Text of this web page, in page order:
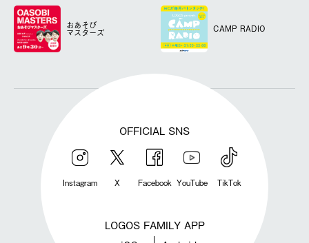
おあそび
マスターズ CAMP RADIO
OFFICIAL SNS
Instagram X Facebook YouTube TikTok
LOGOS FAMILY APP